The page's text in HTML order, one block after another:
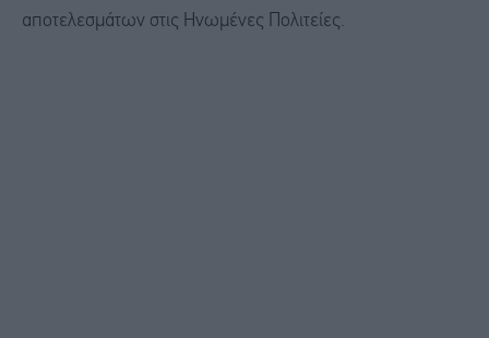
αποτελεσμάτων στις Ηνωμένες Πολιτείες.